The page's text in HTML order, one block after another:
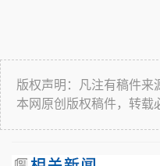
版权声明：凡注有稿件来
本网原创版权稿件，转载